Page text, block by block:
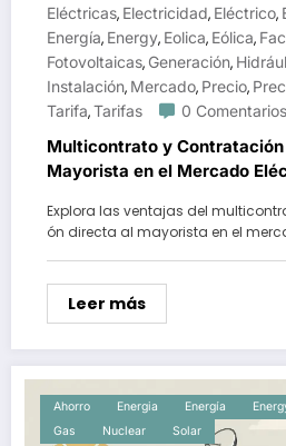
Eléctricas, Electricidad, Eléctrico,
Energía, Energy, Eolica, Eólica,
Fotovoltaicas, Generación,
Instalación, Mercado, Precio,
Tarifa,Tarifas 0 Comentarios
Multicontrato y
Mayorista en el Mercado
Explora las ventajas del
ón directa al mayorista en el
Leer más
Ahorro Energia Energía
Gas
Nuclear Solar